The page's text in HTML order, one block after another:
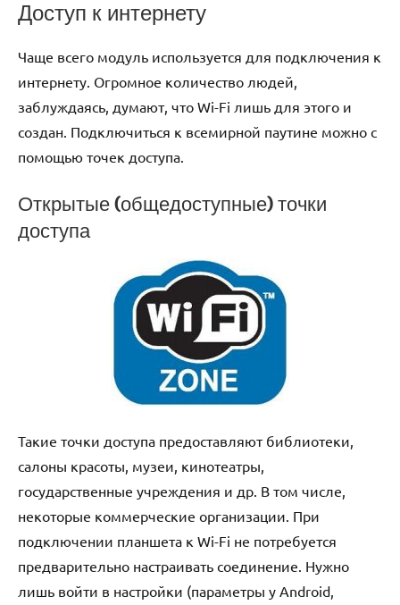
Доступ к интернету
Чаще всего модуль используется для подключения к
интернету. Огромное количество людей,
заблуждаясь, думают, что Wi-Fi лишь для этого и
создан. Подключиться к всемирной паутине можно с
помощью точек доступа.
Открытые (общедоступные) точки
доступа
Такие точки доступа предоставляют библиотеки,
салоны красоты, музеи, кинотеатры,
государственные учреждения и др. В том числе,
некоторые коммерческие организации. При
подключении планшета к Wi-Fi не потребуется
предварительно настраивать соединение. Нужно
лишь войти в настройки (параметры у Android,